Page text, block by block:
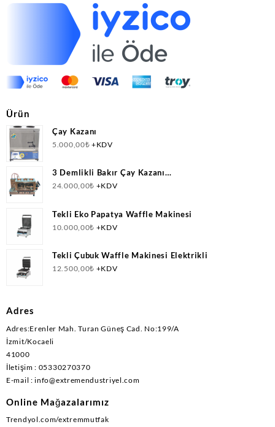
Ürün
Çay Kazanı
5.000,00₺ +KDV
3 Demlikli Bakır Çay Kazanı
Doğalgazlı(CNG)+Elektrikli Ce Belgeli
24.000,00₺ +KDV
Tekli Eko Papatya Waffle Makinesi
10.000,00₺ +KDV
Tekli Çubuk Waffle Makinesi Elektrikli
12.500,00₺ +KDV
Adres
Adres:Erenler Mah. Turan Güneş Cad. No:199/A
İzmit/Kocaeli
41000
İletişim : 05330270370
E-mail : info@extremendustriyel.com
Online Mağazalarımız
Trendyol.com/extremmutfak